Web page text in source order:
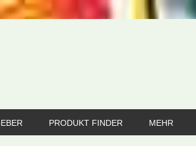
PRODUKT FINDER MEHR